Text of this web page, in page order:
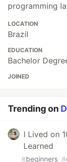
programming
LOCATION
Brazil
EDUCATION
Bachelor
JOINED
Trending on
I Lived on
Learned
#beginners #